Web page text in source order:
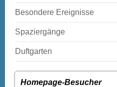
Besondere Ereignisse
Spaziergänge
Duftgarten
Homepage-Besucher